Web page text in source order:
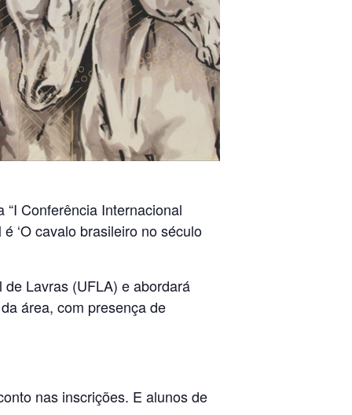
Conferência Internacional
‘O cavalo brasileiro no século
Lavras (UFLA) e abordará
área, com presença de
nas inscrições. E alunos de